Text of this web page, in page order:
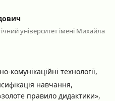
університет імені Михайла
комунікаційні технології,
навчання,
правило дидактики»,